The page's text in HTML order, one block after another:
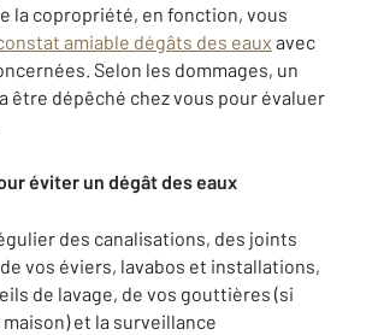
la copropriété, en fonction, vous
amiable dégâts des eaux avec
Selon les dommages, un
être dépêché chez vous pour évaluer
éviter un dégât des eaux
des canalisations, des joints
vos éviers, lavabos et installations,
de lavage, de vos gouttières (si
et la surveillance